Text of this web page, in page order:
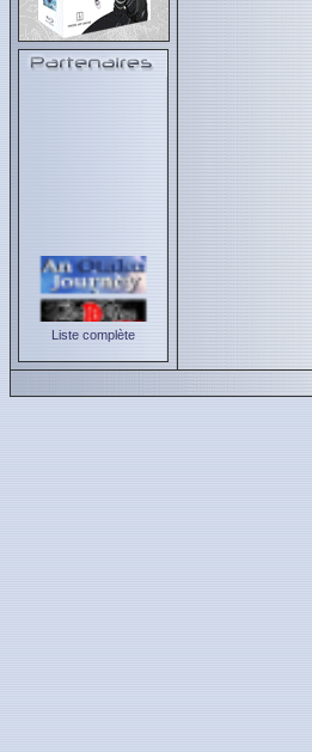
Liste complète